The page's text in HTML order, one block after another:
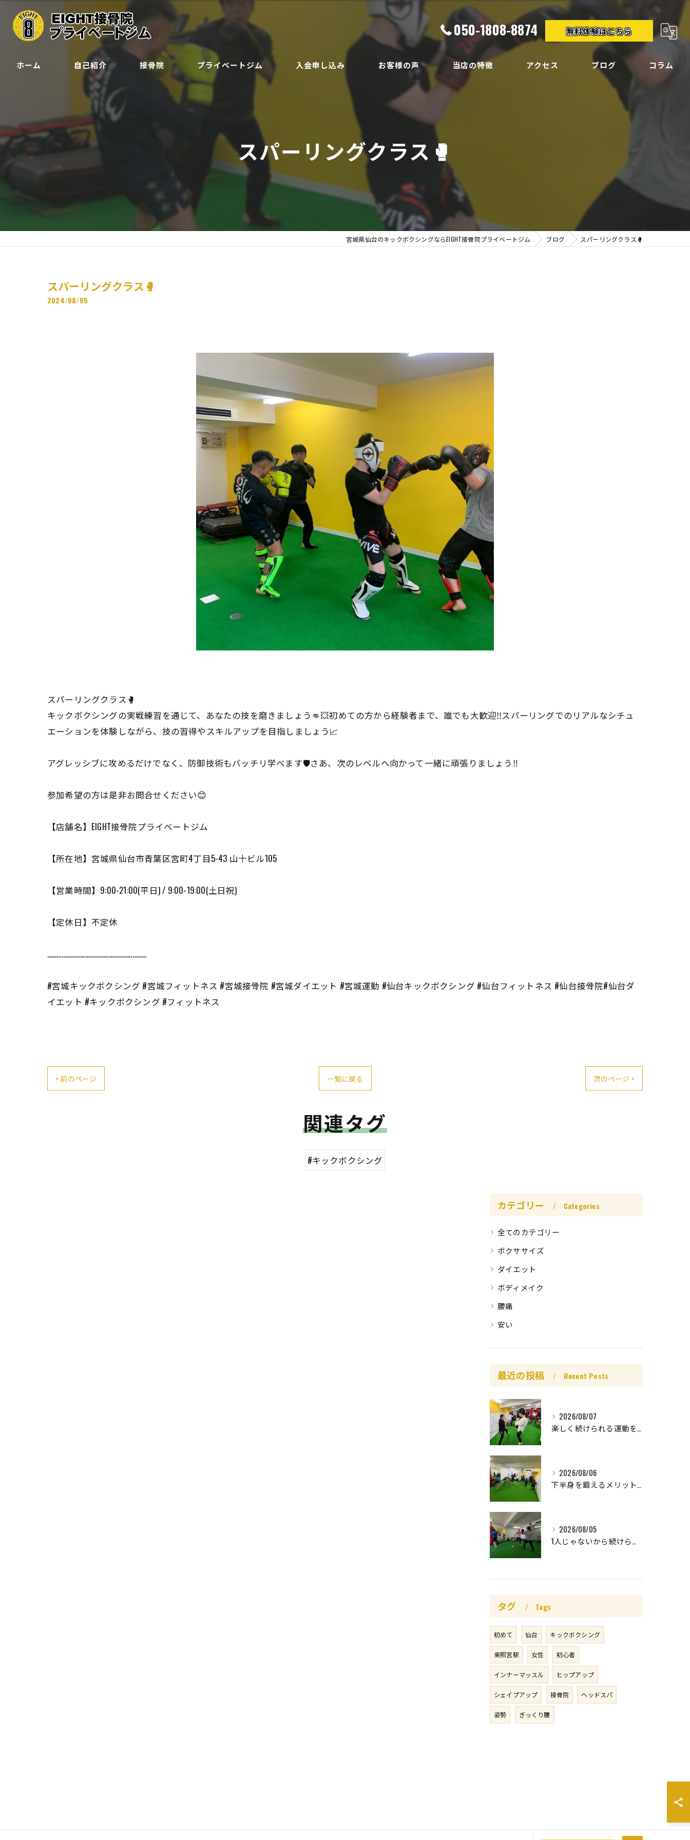
050-1808-8874 無料体験はこちら
ホーム 自己紹介 接骨院 プライベートジム
クラス
入会申し込み お客様の声 当店の特徴
腰痛
安い
アクセス ブログ コラム
スパーリングクラス🥊
宮城県仙台のキックボクシングならEIGHT接骨院プライベートジム ブログ スパーリングクラス🥊
スパーリングクラス🥊
2024/08/05
スパーリングクラス🥊
キックボクシングの実戦練習を通じて、あなたの技を磨きましょう👊💥初めての方から経験者まで、誰でも大歓迎‼️スパーリングでのリアルなシチュ
エーションを体験しながら、技の習得やスキルアップを目指しましょう📈
アグレッシブに攻めるだけでなく、防御技術もバッチリ学べます🛡️さあ、次のレベルへ向かって一緒に頑張りましょう‼️
参加希望の方は是非お問合せください😊
【店舗名】EIGHT接骨院プライベートジム
【所在地】宮城県仙台市青葉区宮町4丁目5-43 山十ビル105
【営業時間】9:00-21:00(平日) / 9:00-19:00(土日祝)
【定休日】不定休
………………………………………………………
#宮城キックボクシング #宮城フィットネス #宮城接骨院 #宮城ダイエット #宮城運動 #仙台キックボクシング #仙台フィットネス #仙台接骨院#仙台ダ
イエット #キックボクシング #フィットネス
< 前のページ 一覧に戻る 次のページ >
関連タグ
#キックボクシング
カテゴリー Categories
全てのカテゴリー
ボクササイズ
ダイエット
ボディメイク
腰痛
安い
最近の投稿 Recent Posts
2026/08/07
楽しく続けられる運動を😊
2026/08/06
下半身を鍛えるメリットはたくさん🤩
2026/08/05
1人じゃないから続けられる👌
タグ Tags
初めて 仙台 キックボクシング
東照宮駅 女性 初心者
インナーマッスル ヒップアップ
シェイプアップ 接骨院 ヘッドスパ
姿勢 ぎっくり腰